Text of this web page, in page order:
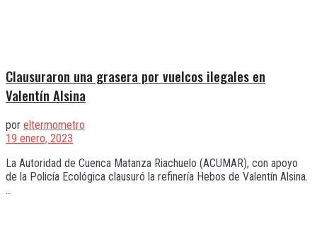
Clausuraron una grasera por vuelcos ilegales en
Valentín Alsina
por eltermometro
19 enero, 2023
La Autoridad de Cuenca Matanza Riachuelo (ACUMAR), con apoyo
de la Policía Ecológica clausuró la refinería Hebos de Valentín Alsina.
...